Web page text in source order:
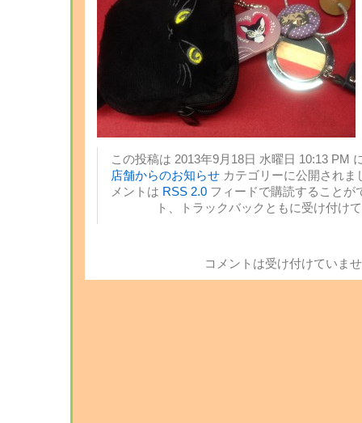
この投稿は 2013年9月18日 水曜日 10:13 PM
店舗からのお知らせカテゴリーに公開されま
メントは RSS 2.0 フィードで購読することが
ト、トラックバックともに受け付け
コメントは受け付けていま